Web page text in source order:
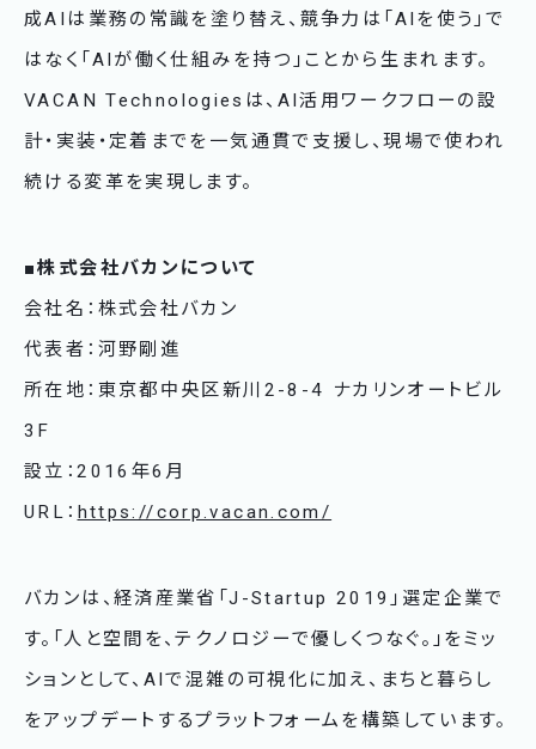
成AIは業務の常識を塗り替え、競争力は「AIを使う」で
はなく「AIが働く仕組みを持つ」ことから生まれます。
VACAN Technologiesは、AI活用ワークフローの設
計・実装・定着までを一気通貫で支援し、現場で使われ
続ける変革を実現します。
■株式会社バカンについて
会社名：株式会社バカン
代表者：河野剛進
所在地：東京都中央区新川2-8-4 ナカリンオートビル
3F
設立：2016年6月
URL： https://corp.vacan.com/
バカンは、経済産業省「J-Startup 2019」選定企業で
す。「人と空間を、テクノロジーで優しくつなぐ。」をミッ
ションとして、AIで混雑の可視化に加え、まちと暮らし
をアップデートするプラットフォームを構築しています。